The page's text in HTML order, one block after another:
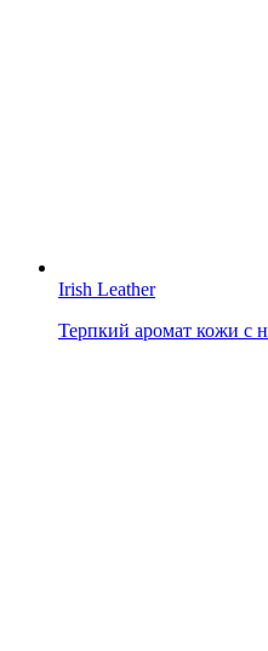
Irish Leather
Терпкий аромат кожи с